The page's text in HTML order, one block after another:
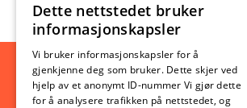
NORWEGIAN
Dette nettstedet bruker
informasjonskapsler
Vi bruker informasjonskapsler for å
gjenkjenne deg som bruker. Dette skjer ved
hjelp av et anonymt ID-nummer Vi gjør dette
for å analysere trafikken på nettstedet, og